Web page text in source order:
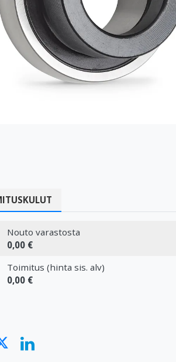
Nouto varastosta
0,00 €
Toimitus (hinta sis. alv)
0,00 €